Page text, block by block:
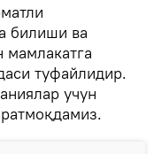
билиши ва
мамлакатга
туфайлидир.
учун